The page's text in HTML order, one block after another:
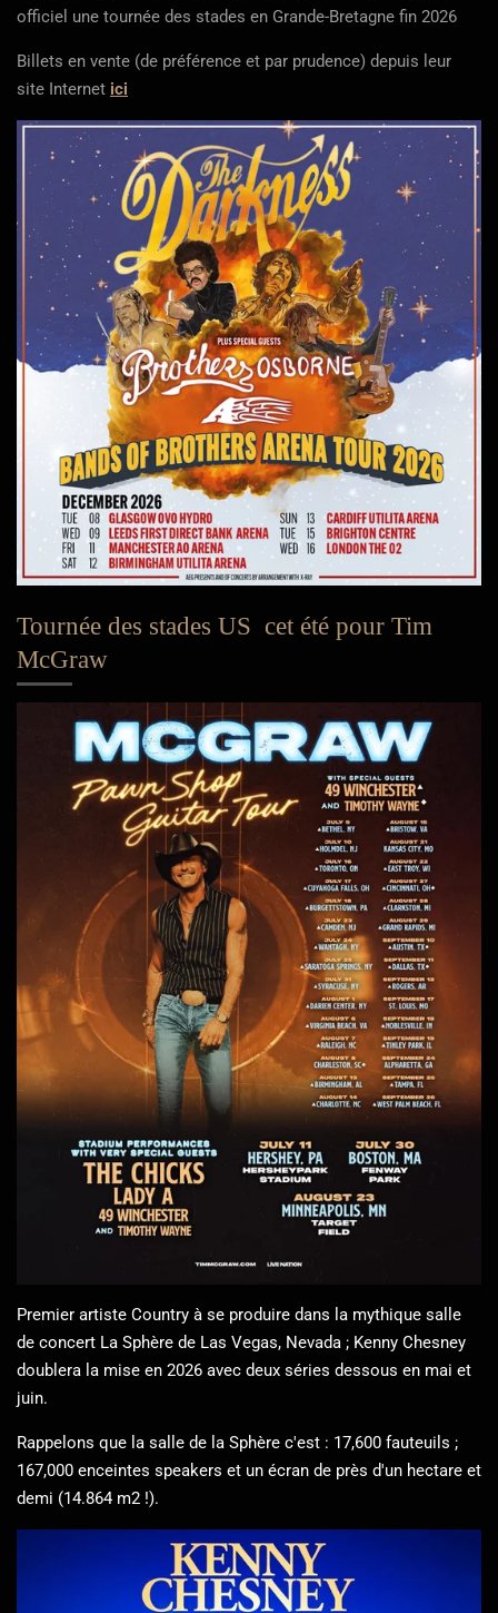
officiel une tournée des stades en Grande-Bretagne fin 2026
Billets en vente (de préférence et par prudence) depuis leur
site Internet ici
Tournée des stades US cet été pour Tim
McGraw
Premier artiste Country à se produire dans la mythique salle
de concert La Sphère de Las Vegas, Nevada ; Kenny Chesney
doublera la mise en 2026 avec deux séries dessous en mai et
juin.
Rappelons que la salle de la Sphère c'est : 17,600 fauteuils ;
167,000 enceintes speakers et un écran de près d'un hectare et
demi (14.864 m2 !).